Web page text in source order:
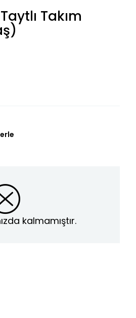
Takım
kalmamıştır.